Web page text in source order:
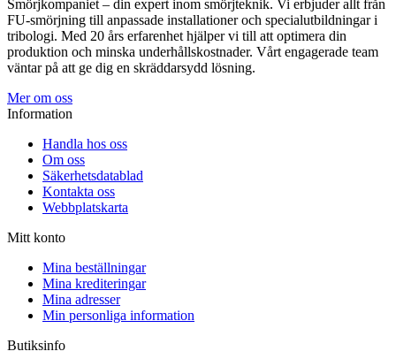
Smörjkompaniet – din expert inom smörjteknik. Vi erbjuder allt från
FU-smörjning till anpassade installationer och specialutbildningar i
tribologi. Med 20 års erfarenhet hjälper vi till att optimera din
produktion och minska underhållskostnader. Vårt engagerade team
väntar på att ge dig en skräddarsydd lösning.
Mer om oss
Information
Handla hos oss
Om oss
Säkerhetsdatablad
Kontakta oss
Webbplatskarta
Mitt konto
Mina beställningar
Mina krediteringar
Mina adresser
Min personliga information
Butiksinfo